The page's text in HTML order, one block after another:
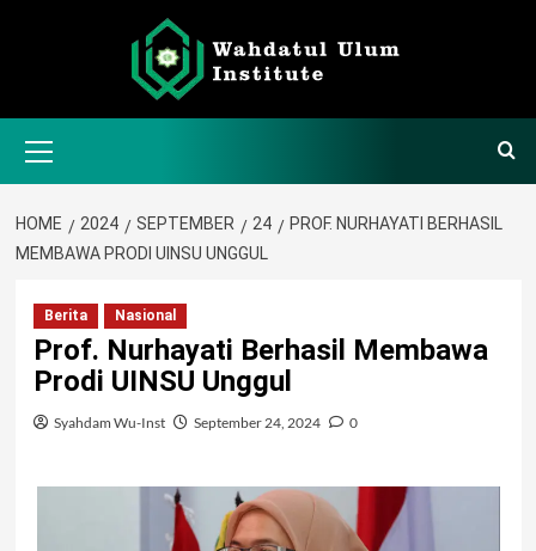
Menu
HOME 2024 SEPTEMBER 24
PROF. NURHAYATI BERHASIL
MEMBAWA PRODI UINSU UNGGUL
Berita Nasional
Prof. Nurhayati Berhasil Membawa
Prodi UINSU Unggul
Syahdam Wu-Inst September 24, 2024 0